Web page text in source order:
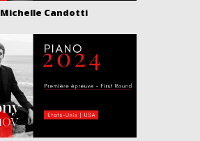
Michelle Candotti